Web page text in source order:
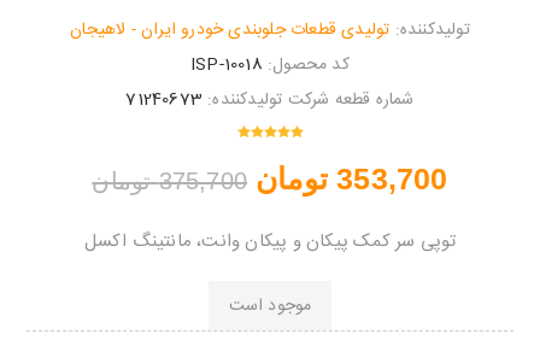
تولیدکننده: تولیدی قطعات جلوبندی خودرو ایران - لاهیجان
کد محصول: ISP-10018
شماره قطعه شرکت تولیدکننده: 71240673
353,700 تومان 375,700 تومان
توپی سر کمک پیکان و پیکان وانت، مانتینگ اکسل
موجود است